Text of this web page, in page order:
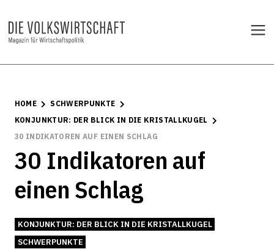
HOME
SCHWERPUNKTE
KONJUNKTUR: DER BLICK IN DIE KRISTALLKUGEL
30 INDIKATOREN AUF EINEN SCHLAG
30 Indikatoren auf
einen Schlag
KONJUNKTUR: DER BLICK IN DIE KRISTALLKUGEL
SCHWERPUNKTE